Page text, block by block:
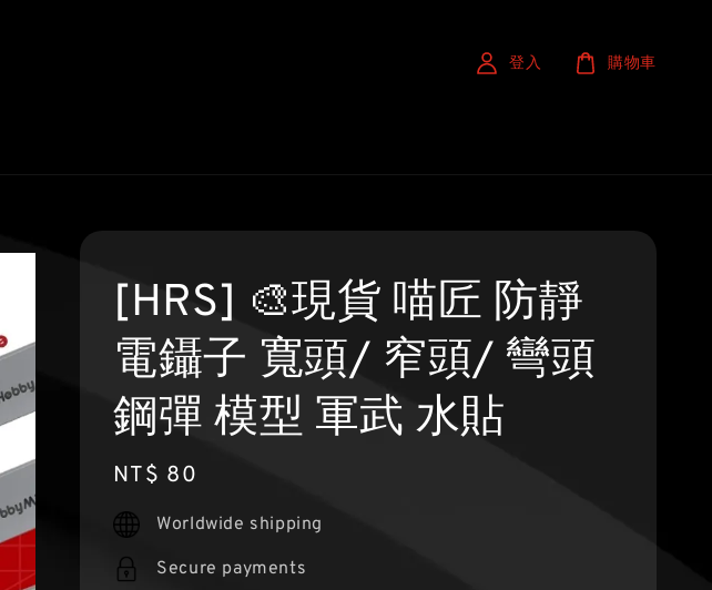
登入 購物車
[HRS] 🎨現貨 喵匠 防靜
電鑷子 寬頭/ 窄頭/ 彎頭
鋼彈 模型 軍武 水貼
Regular
price
NT$ 80
Worldwide shipping
Secure payments